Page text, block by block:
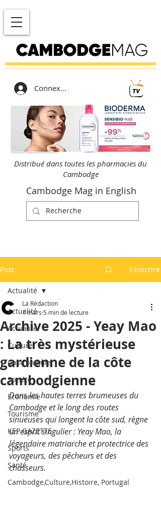
Connexion
Distribué dans toutes les pharmacies du
Cambodge
Cambodge Mag in English
Post S'inscrire
Actualité
Actualité
Culture
Gastronomie
Société
Economie
Tourisme
KEP GAZETTE
Sports
Santé
Cambodge,Culture,Histoire, Portugal
Actualité
Archive 2025 - Yeay Mao
: La très mystérieuse
gardienne de la côte
cambodgienne
La Rédaction
1 mars 5 min de lecture
Dans les hautes terres brumeuses du
Cambodge et le long des routes
sinueuses qui longent la côte sud, règne
un esprit singulier : Yeay Mao, la
légendaire matriarche et protectrice des
voyageurs, des pêcheurs et des
chasseurs.